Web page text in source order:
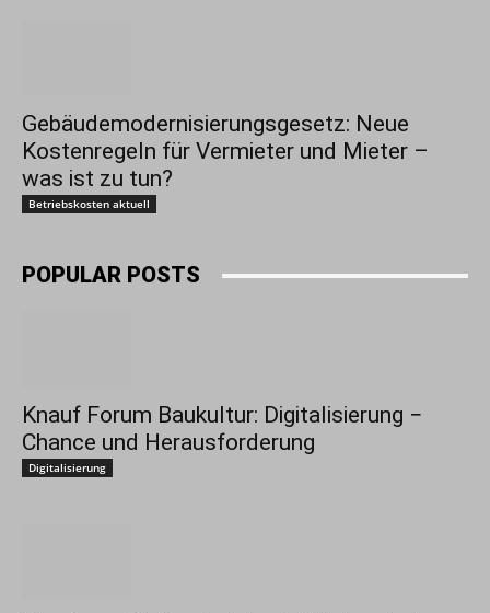
Gebäudemodernisierungsgesetz: Neue
Kostenregeln für Vermieter und Mieter –
was ist zu tun?
Betriebskosten aktuell
POPULAR POSTS
Knauf Forum Baukultur: Digitalisierung −
Chance und Herausforderung
Digitalisierung